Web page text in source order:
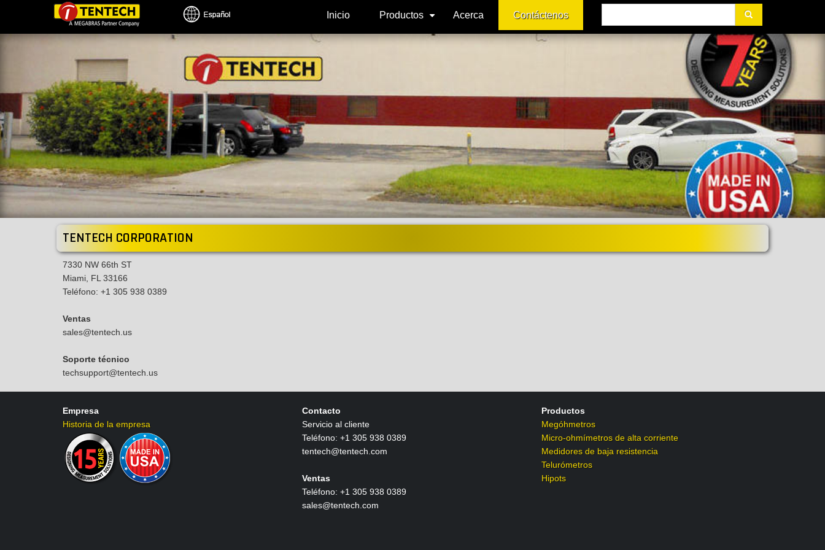
contenido
Inicio Productos Acerca Contáctenos
TENTECH CORPORATION
7330 NW 66th ST
Miami, FL 33166
Teléfono: +1 305 938 0389
Ventas
sales@tentech.us
Soporte técnico
techsupport@tentech.us
Empresa
Historia de la empresa
Contacto
Servicio al cliente
Teléfono: +1 305 938 0389
tentech@tentech.com
Ventas
Teléfono: +1 305 938 0389
sales@tentech.com
Productos
Megóhmetros
Micro-ohmímetros de alta corriente
Medidores de baja resistencia
Telurómetros
Hipots